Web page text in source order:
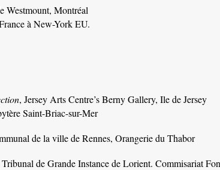
Westmount, Montréal
à New-York EU.
, Jersey Arts Centre’s Berny Gallery, Ile de Jersey
Saint-Briac-sur-Mer
de la ville de Rennes, Orangerie du Thabor
Tribunal de Grande Instance de Lorient. Commisariat